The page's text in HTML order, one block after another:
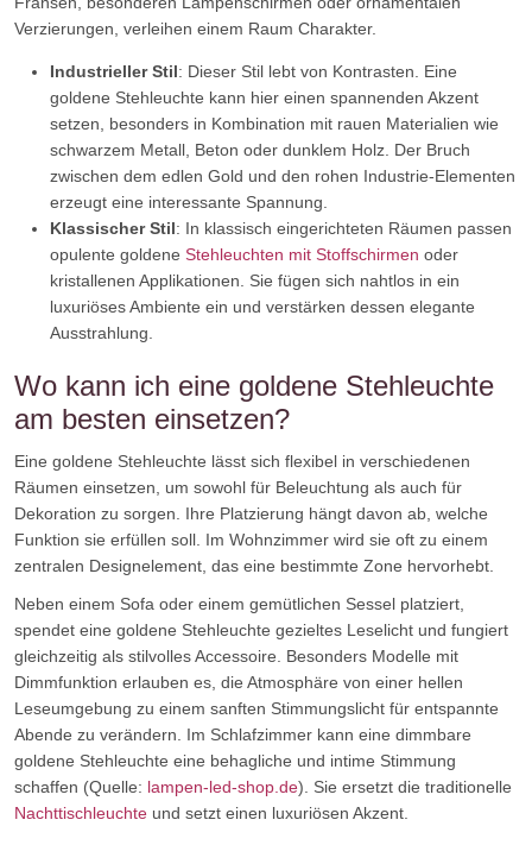
Verzierungen, verleihen einem Raum Charakter.
Industrieller Stil: Dieser Stil lebt von Kontrasten. Eine
goldene Stehleuchte kann hier einen spannenden Akzent
setzen, besonders in Kombination mit rauen Materialien wie
schwarzem Metall, Beton oder dunklem Holz. Der Bruch
zwischen dem edlen Gold und den rohen Industrie-Elementen
erzeugt eine interessante Spannung.
Klassischer Stil: In klassisch eingerichteten Räumen passen
opulente goldene Stehleuchten mit Stoffschirmen oder
kristallenen Applikationen. Sie fügen sich nahtlos in ein
luxuriöses Ambiente ein und verstärken dessen elegante
Ausstrahlung.
Wo kann ich eine goldene Stehleuchte
am besten einsetzen?
Eine goldene Stehleuchte lässt sich flexibel in verschiedenen
Räumen einsetzen, um sowohl für Beleuchtung als auch für
Dekoration zu sorgen. Ihre Platzierung hängt davon ab, welche
Funktion sie erfüllen soll. Im Wohnzimmer wird sie oft zu einem
zentralen Designelement, das eine bestimmte Zone hervorhebt.
Neben einem Sofa oder einem gemütlichen Sessel platziert,
spendet eine goldene Stehleuchte gezieltes Leselicht und fungiert
gleichzeitig als stilvolles Accessoire. Besonders Modelle mit
Dimmfunktion erlauben es, die Atmosphäre von einer hellen
Leseumgebung zu einem sanften Stimmungslicht für entspannte
Abende zu verändern. Im Schlafzimmer kann eine dimmbare
goldene Stehleuchte eine behagliche und intime Stimmung
schaffen (Quelle: lampen-led-shop.de). Sie ersetzt die traditionelle
Nachttischleuchte und setzt einen luxuriösen Akzent.